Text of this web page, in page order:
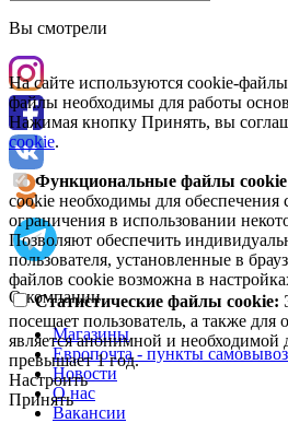
Вы смотрели
На сайте используются cookie-
файлы необходимы для работы
Нажимая кнопку Принять, вы
cookie.
Функциональные файлы cookie
cookie необходимы для
ограничения в использовании
Позволяют обеспечить
пользователя, установленные в
файлов cookie возможна в
Статистические файлы cookie:
посещает пользователь, а также
является анонимной и
превышает 1 год.
Настроить
Принять
О компании
Магазины
Европочта - пункты
Новости
О нас
Вакансии